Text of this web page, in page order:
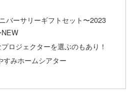
バーサリーギフトセット〜2023
ロジェクターを選ぶのもあり！
すみホームシアター